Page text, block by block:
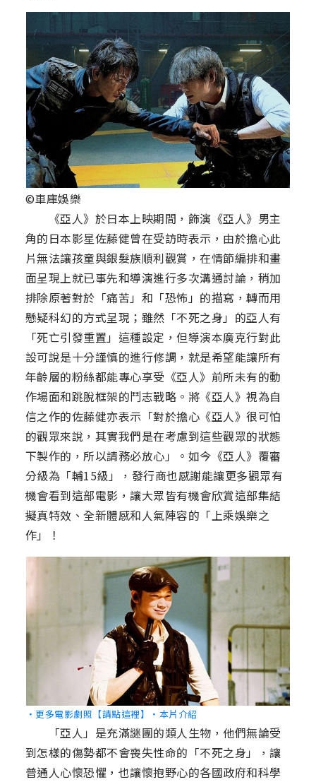
©車庫娛樂
《亞人》於日本上映期間，飾演《亞人》男主
角的日本影星佐藤健曾在受訪時表示，由於擔心此
片無法讓孩童與銀髮族順利觀賞，在情節編排和畫
面呈現上就已事先和導演進行多次溝通討論，稍加
排除原著對於「痛苦」和「恐怖」的描寫，轉而用
懸疑科幻的方式呈現；雖然「不死之身」的亞人有
「死亡引發重置」這種設定，但導演本廣克行對此
設可說是十分謹慎的進行修調，就是希望能讓所有
年齡層的粉絲都能專心享受《亞人》前所未有的動
作場面和跳脫框架的鬥志戰略。將《亞人》視為自
信之作的佐藤健亦表示「對於擔心《亞人》很可怕
的觀眾來說，其實我們是在考慮到這些觀眾的狀態
下製作的，所以請務必放心」。如今《亞人》覆審
分級為「輔15級」，發行商也感謝能讓更多觀眾有
機會看到這部電影，讓大眾皆有機會欣賞這部集結
擬真特效、全新體感和人氣陣容的「上乘娛樂之
作」！
‧更多電影劇照【請點這裡】 ‧本片介紹
「亞人」是充滿謎團的類人生物，他們無論受
到怎樣的傷勢都不會喪失性命的「不死之身」，讓
普通人心懷恐懼，也讓懷抱野心的各國政府和科學